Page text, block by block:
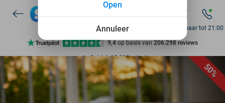
Ontdek 15.000+ deals
7 dagen per week beschikbaar
10+ miljoen leden
Bereikbaar tot 21:00
50%
Annuleer
Open